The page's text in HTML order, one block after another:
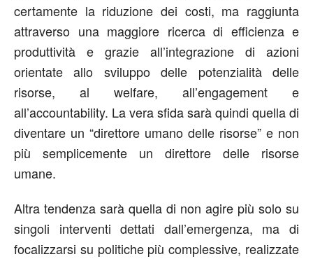
certamente la riduzione dei costi, ma raggiunta
attraverso una maggiore ricerca di efficienza e
produttività e grazie all’integrazione di azioni
orientate allo sviluppo delle potenzialità delle
risorse, al welfare, all’engagement e
all’accountability. La vera sfida sarà quindi quella di
diventare un “direttore umano delle risorse” e non
più semplicemente un direttore delle risorse
umane.
Altra tendenza sarà quella di non agire più solo su
singoli interventi dettati dall’emergenza, ma di
focalizzarsi su politiche più complessive, realizzate